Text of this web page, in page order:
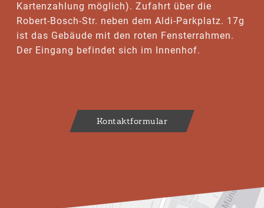
Kartenzahlung möglich). Zufahrt über die
Robert-Bosch-Str. neben dem Aldi-Parkplatz. 17g
ist das Gebäude mit den roten Fensterrahmen.
Der Eingang befindet sich im Innenhof.
Kontaktformular